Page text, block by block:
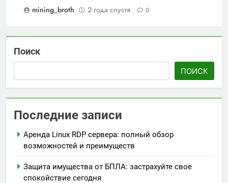
mining_broth
2 года спустя 0
Поиск
ПОИСК
Последние записи
Аренда Linux RDP сервера: полный обзор
возможностей и преимуществ
Защита имущества от БПЛА: застрахуйте свое
спокойствие сегодня